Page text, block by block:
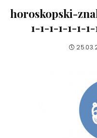
horoskopski-
1-1-1-1-1-1-